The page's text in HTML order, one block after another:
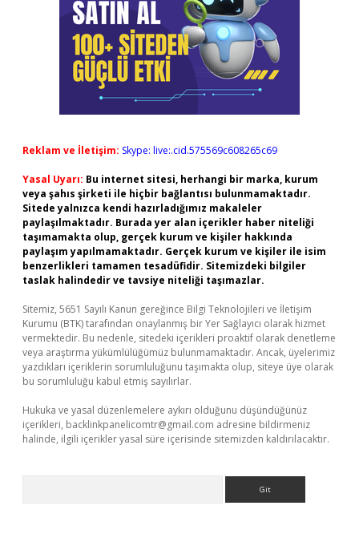
Reklam ve İletişim: Skype: live:.cid.575569c608265c69
Yasal Uyarı: Bu internet sitesi, herhangi bir marka, kurum
veya şahıs şirketi ile hiçbir bağlantısı bulunmamaktadır.
Sitede yalnızca kendi hazırladığımız makaleler
paylaşılmaktadır. Burada yer alan içerikler haber niteliği
taşımamakta olup, gerçek kurum ve kişiler hakkında
paylaşım yapılmamaktadır. Gerçek kurum ve kişiler ile isim
benzerlikleri tamamen tesadüfidir. Sitemizdeki bilgiler
taslak halindedir ve tavsiye niteliği taşımazlar.
Sitemiz, 5651 Sayılı Kanun gereğince Bilgi Teknolojileri ve İletişim
Kurumu (BTK) tarafından onaylanmış bir Yer Sağlayıcı olarak hizmet
vermektedir. Bu nedenle, sitedeki içerikleri proaktif olarak denetleme
veya araştırma yükümlülüğümüz bulunmamaktadır. Ancak, üyelerimiz
yazdıkları içeriklerin sorumluluğunu taşımakta olup, siteye üye olarak
bu sorumluluğu kabul etmiş sayılırlar.
Hukuka ve yasal düzenlemelere aykırı olduğunu düşündüğünüz
içerikleri, backlinkpanelicomtr@gmail.com adresine bildirmeniz
halinde, ilgili içerikler yasal süre içerisinde sitemizden kaldırılacaktır.